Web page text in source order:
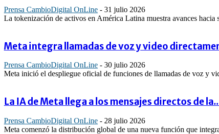
Prensa CambioDigital OnLine - 31 julio 2026
La tokenización de activos en América Latina muestra avances
Meta integra llamadas de voz y video
Prensa CambioDigital OnLine - 30 julio 2026
Meta inició el despliegue oficial de funciones de llamadas de voz y
La IA de Meta llega a los mensajes directos de
Prensa CambioDigital OnLine - 28 julio 2026
Meta comenzó la distribución global de una nueva función que